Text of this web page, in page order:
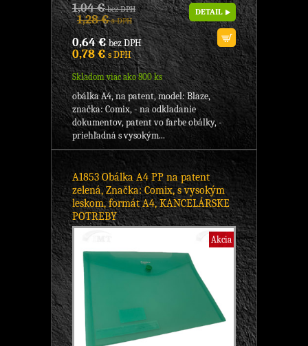
1,04 €bez DPH
1,28 €s DPH
0,64 €bez DPH
0,78 €s DPH
Skladom viac ako 800 ks
DETAIL
obálka A4, na patent, model: Blaze,
značka: Comix, - na odkladanie
dokumentov, patent vo farbe obálky, -
priehľadná s vysokým...
A1853 Obálka A4 PP na patent
zelená, Značka: Comix, s vysokým
leskom, formát A4, KANCELÁRSKE
POTREBY
Akcia